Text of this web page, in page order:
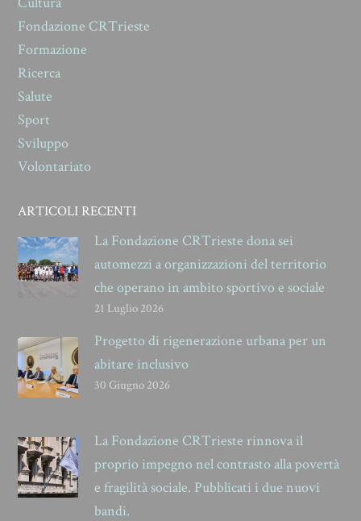
Fondazione CRTrieste
Formazione
Ricerca
Salute
Sport
Sviluppo
Volontariato
ARTICOLI RECENTI
La Fondazione CRTrieste dona sei
automezzi a organizzazioni del territorio
che operano in ambito sportivo e sociale
21 Luglio 2026
Progetto di rigenerazione urbana per un
abitare inclusivo
30 Giugno 2026
La Fondazione CRTrieste rinnova il
proprio impegno nel contrasto alla povertà
e fragilità sociale. Pubblicati i due nuovi
bandi.